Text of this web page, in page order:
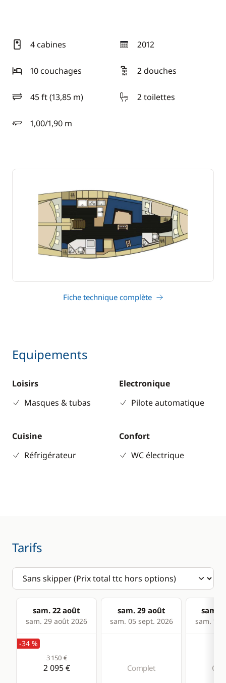
4 cabines 2012
année
10 couchages
2 douches
45 ft (13,85 m)
longueur 2 toilettes
1,00/1,90 m
tirant d'eau
Fiche technique complète
Equipements
Loisirs
Masques & tubas
Electronique
Pilote automatique
Cuisine
Réfrigérateur
Confort
WC électrique
Tarifs
sam. 22 août
sam. 29 août 2026
sam. 29 août
sam. 05 sept. 2026
sam.
sam. 12
-34 %
3 150 €
2 095 € Complet